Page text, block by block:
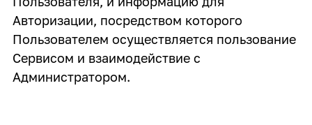
Авторизации, посредством которого
Пользователем осуществляется пользование
Сервисом и взаимодействие с
Администратором.